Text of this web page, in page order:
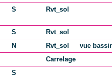
S Rvt_sol
S
Rvt_sol
N Rvt_sol
vue
Carrelage
S